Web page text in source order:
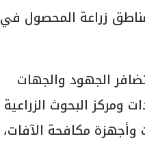
زراعة المحصول في
الجهود والجهات
ومركز البحوث الزراعية
وأجهزة مكافحة الآفات،